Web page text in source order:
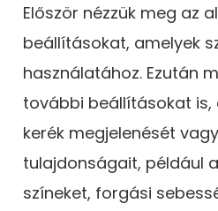
Először nézzük meg az
beállításokat, amelyek
használatához. Ezután
további beállításokat is,
kerék megjelenését
tulajdonságait, például
színeket, forgási